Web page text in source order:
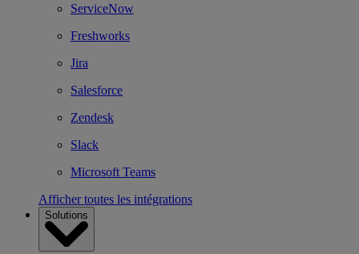
ServiceNow
Freshworks
Jira
Salesforce
Zendesk
Slack
Microsoft Teams
Afficher toutes les intégrations
Solutions